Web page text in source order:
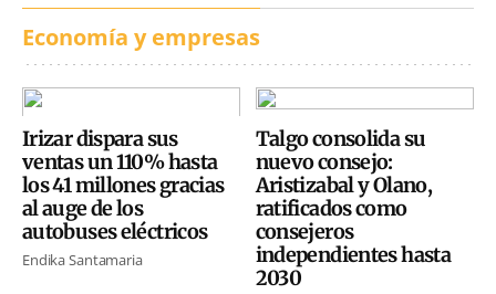
Economía y empresas
Irizar dispara sus
ventas un 110% hasta
los 41 millones gracias
al auge de los
autobuses eléctricos
Endika Santamaria
Talgo consolida su
nuevo consejo:
Aristizabal y Olano,
ratificados como
consejeros
independientes hasta
2030